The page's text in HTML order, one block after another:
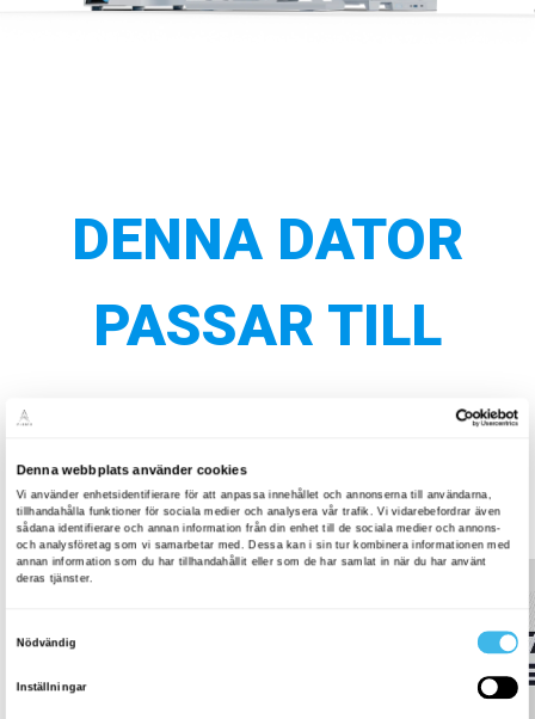
DENNA DATOR
PASSAR TILL
VI REKOMMENDERAR DENNA PC FÖR
SPEL OCH AKTIVITETER SOM: